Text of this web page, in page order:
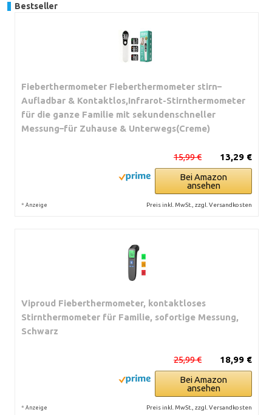
Bestseller
Fieberthermometer Fieberthermometer stirn–
Aufladbar & Kontaktlos,Infrarot-Stirnthermometer
für die ganze Familie mit sekundenschneller
Messung–für Zuhause & Unterwegs(Creme)
13,29 €
15,99 €
Bei Amazon
ansehen
* Anzeige Preis inkl. MwSt., zzgl. Versandkosten
Viproud Fieberthermometer, kontaktloses
Stirnthermometer für Familie, sofortige Messung,
Schwarz
18,99 €
25,99 €
Bei Amazon
ansehen
* Anzeige Preis inkl. MwSt., zzgl. Versandkosten